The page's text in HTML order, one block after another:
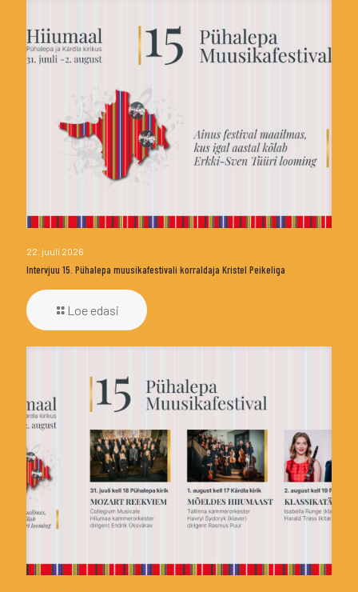
22. juuli 2026
Intervjuu 15. Pühalepa muusikafestivali korraldaja Kristel Peikeliga
Loe edasi